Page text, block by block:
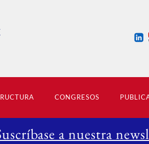
CONGRESOS
a nuestra